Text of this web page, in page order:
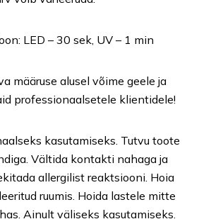
LED – 30 sek, UV – 1 min
määruse alusel võime geele ja
professionaalsetele klientidele!
kasutamiseks. Tutvu toote
Vältida kontakti nahaga ja
allergilist reaktsiooni. Hoia
ruumis. Hoida lastele mitte
Ainult väliseks kasutamiseks.